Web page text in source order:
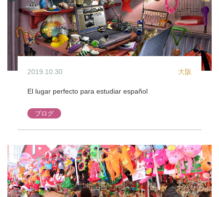
2019.10.30 大阪
El lugar perfecto para estudiar español
ブログ